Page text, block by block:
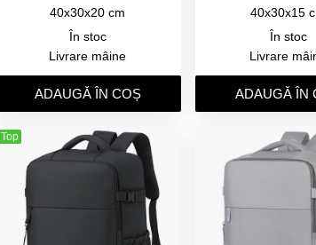
40x30x20 cm
În stoc
Livrare mâine
ADAUGǍ ÎN COȘ
40x30x15
În stoc
Livrare
ADAUGǍ ÎN
Top